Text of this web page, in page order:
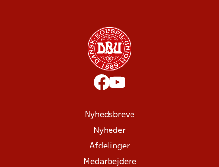
Nyhedsbreve
Nyheder
Afdelinger
Medarbejdere